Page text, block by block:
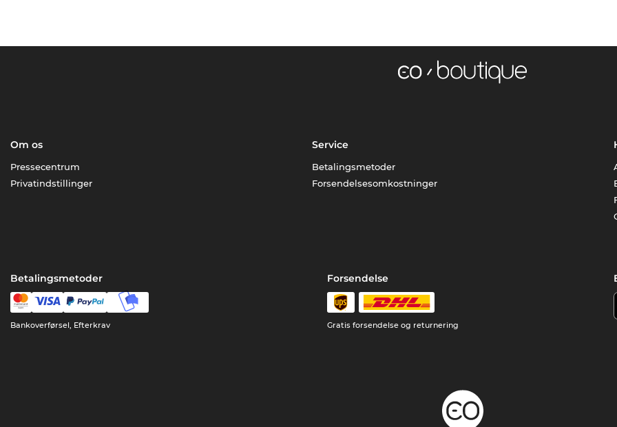
Om os
Pressecentrum
Privatindstillinger
Service
Betalingsmetoder
Forsendelsesomkostninger
Betalingsmetoder
Bankoverførsel, Efterkrav
Forsendelse
Gratis forsendelse og returnering